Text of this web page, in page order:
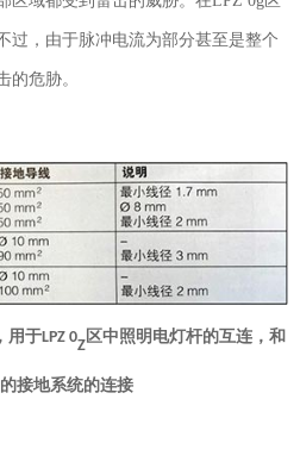
过，由于脉冲电流为部分甚至是整个
的危胁。
用于LPZ 0Z
区中照明电灯杆的互连，和
接地系统的连接